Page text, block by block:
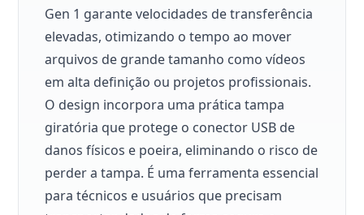
Gen 1 garante velocidades de transferência
elevadas, otimizando o tempo ao mover
arquivos de grande tamanho como vídeos
em alta definição ou projetos profissionais.
O design incorpora uma prática tampa
giratória que protege o conector USB de
danos físicos e poeira, eliminando o risco de
perder a tampa. É uma ferramenta essencial
para técnicos e usuários que precisam